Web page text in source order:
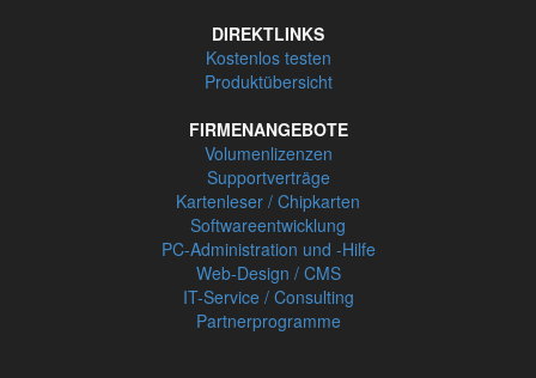
DIREKTLINKS
Kostenlos testen
Produktübersicht
FIRMENANGEBOTE
Volumenlizenzen
Supportverträge
Kartenleser / Chipkarten
Softwareentwicklung
PC-Administration und -Hilfe
Web-Design / CMS
IT-Service / Consulting
Partnerprogramme